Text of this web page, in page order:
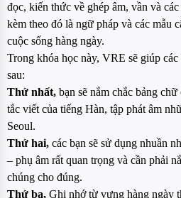
đọc, kiến thức về ghép âm, vần và
kèm theo đó là ngữ pháp và các mẫu
cuộc sống hàng ngày.
Trong khóa học này, VRE sẽ giúp
sau:
Thứ nhất, bạn sẽ nắm chắc bảng
tắc viết của tiếng Hàn, tập phát âm
Seoul.
Thứ hai, các bạn sẽ sử dụng nhuần
– phụ âm rất quan trọng và cần phải
chúng cho đúng.
Thứ ba, Ghi nhớ từ vựng hàng ngày